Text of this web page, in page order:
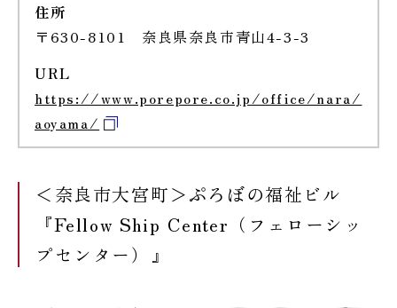
住所
〒630-8101 奈良県奈良市青山4-3-3
URL
https://www.porepore.co.jp/office/nara/
aoyama/
＜奈良市大宮町＞ぷろぼの福祉ビル
『Fellow Ship Center（フェローシッ
プセンター）』